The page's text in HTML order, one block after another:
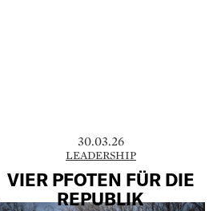
30.03.26
LEADERSHIP
VIER PFOTEN FÜR DIE
REPUBLIK